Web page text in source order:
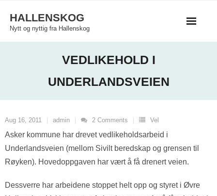
content
HALLENSKOG
Nytt og nyttig fra Hallenskog
VEDLIKEHOLD I
UNDERLANDSVEIEN
Aug 16, 2011 admin 2 Comments Vel
Asker kommune har drevet vedlikeholdsarbeid i
Underlandsveien (mellom Sivilt beredskap og grensen til
Røyken). Hovedoppgaven har vært å få drenert veien.
Dessverre har arbeidene stoppet helt opp og styret i Øvre